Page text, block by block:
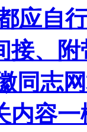
应自
接、
同志
内容